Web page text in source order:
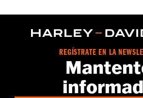
REGÍSTRATE EN LA